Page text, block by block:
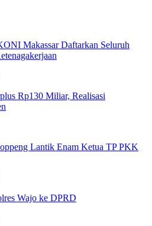
Makassar Daftarkan Seluruh
Rp130 Miliar, Realisasi
Lantik Enam Ketua TP PKK
Wajo ke DPRD